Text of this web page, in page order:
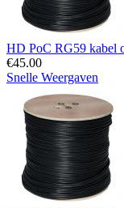
HD PoC RG59 kabel
€45.00
Snelle Weergaven